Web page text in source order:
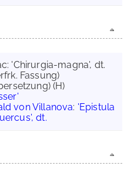
'Chirurgia-magna', dt.
Fassung)
(H)
von Villanova: 'Epistula
dt.